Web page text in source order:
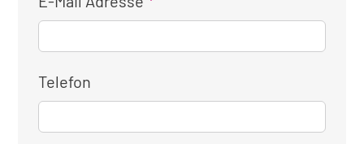
Telefon